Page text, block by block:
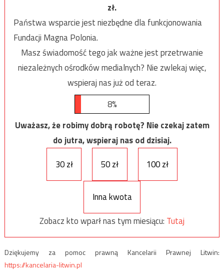
zł.
Państwa wsparcie jest niezbędne dla funkcjonowania
Fundacji Magna Polonia.
Masz świadomość tego jak ważne jest przetrwanie
niezależnych ośrodków medialnych? Nie zwlekaj więc,
wspieraj nas już od teraz.
8%
Uważasz, że robimy dobrą robotę? Nie czekaj zatem
do jutra, wspieraj nas od dzisiaj.
30 zł
50 zł 100 zł
Inna kwota
Zobacz kto wparł nas tym miesiącu: Tutaj
Dziękujemy za pomoc prawną Kancelarii Prawnej Litwin:
https://kancelaria-litwin.pl